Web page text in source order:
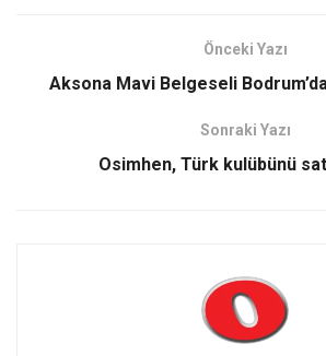
Önceki Yazı
Aksona Mavi Belgeseli
Sonraki Yazı
Osimhen, Türk kulübünü